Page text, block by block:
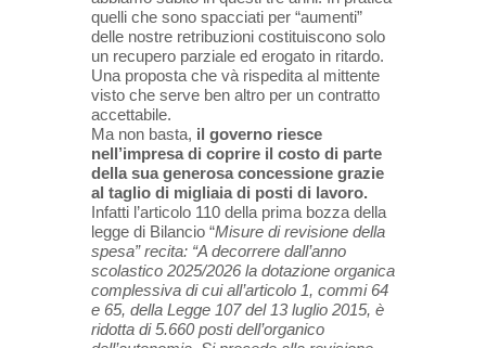
quelli che sono spacciati per “aumenti”
delle nostre retribuzioni costituiscono solo
un recupero parziale ed erogato in ritardo.
Una proposta che và rispedita al mittente
visto che serve ben altro per un contratto
accettabile.
Ma non basta, il governo riesce
nell’impresa di coprire il costo di parte
della sua generosa concessione grazie
al taglio di migliaia di posti di lavoro.
Infatti l’articolo 110 della prima bozza della
legge di Bilancio “Misure di revisione della
spesa” recita: “A decorrere dall’anno
scolastico 2025/2026 la dotazione organica
complessiva di cui all’articolo 1, commi 64
e 65, della Legge 107 del 13 luglio 2015, è
ridotta di 5.660 posti dell’organico